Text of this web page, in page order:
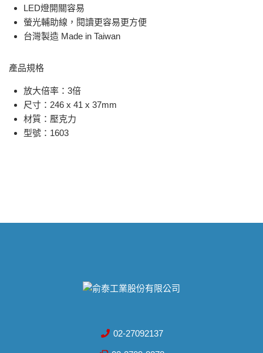
LED燈開關容易
螢光輔助線，閱讀更容易更方便
台灣製造 Made in Taiwan
產品規格
放大倍率：3倍
尺寸：246 x 41 x 37mm
材質：壓克力
型號：1603
02-27092137